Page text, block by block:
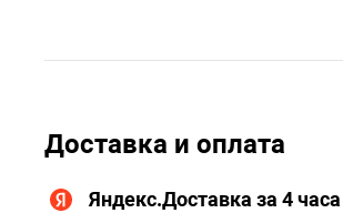
Доставка и оплата
Яндекс.Доставка за 4 часа